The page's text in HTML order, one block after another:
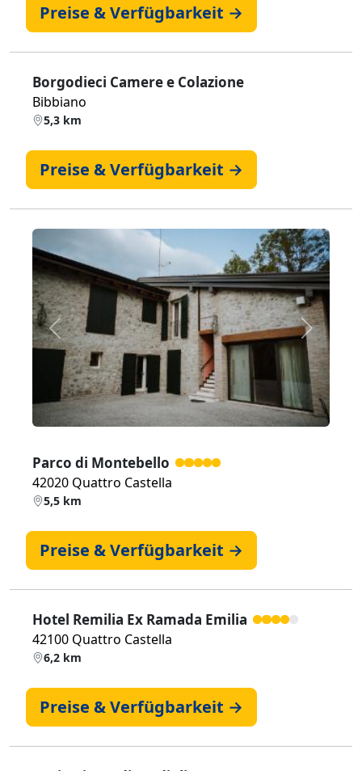
Preise & Verfügbarkeit →
Borgodieci Camere e Colazione
Bibbiano
5,3 km
Preise & Verfügbarkeit →
Zurück Weiter
Parco di Montebello
42020 Quattro Castella
5,5 km
Preise & Verfügbarkeit →
Hotel Remilia Ex Ramada Emilia
42100 Quattro Castella
6,2 km
Preise & Verfügbarkeit →